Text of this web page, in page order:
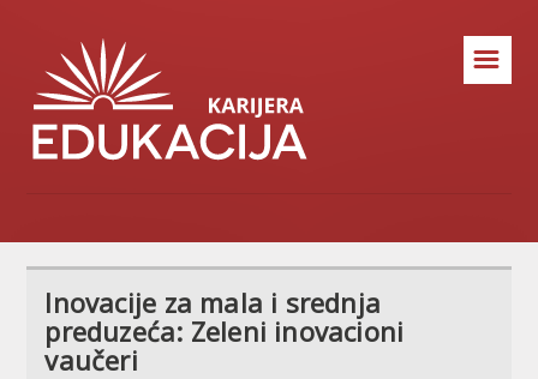
☰
Inovacije za mala i srednja
preduzeća: Zeleni inovacioni
vaučeri